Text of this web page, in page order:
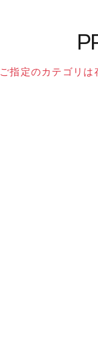
ご指定のカテゴリは